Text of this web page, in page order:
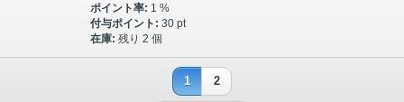
ポイント率: 1 %
付与ポイント: 30 pt
在庫: 残り 2 個
1 2